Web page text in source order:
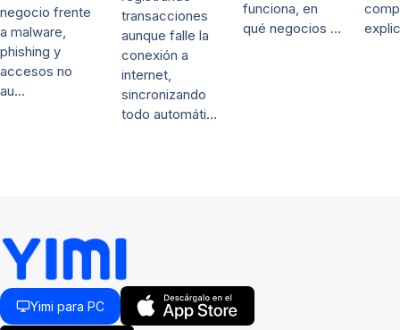
negocio frente
a malware,
phishing y
accesos no
au…
transacciones
aunque falle la
conexión a
internet,
sincronizando
todo automáti…
funciona, en
qué negocios …
Yimi para PC